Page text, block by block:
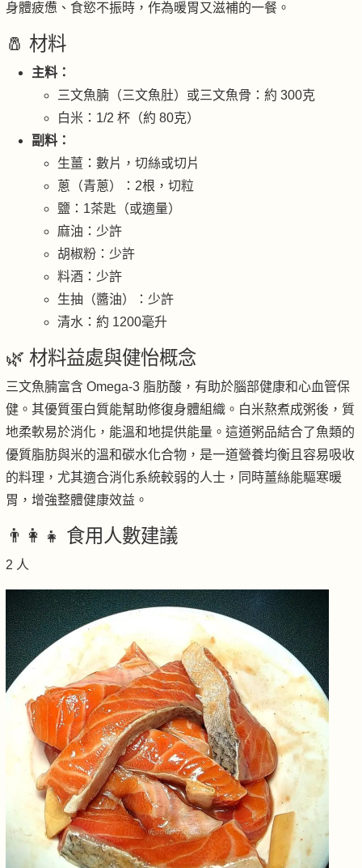
身體疲憊、食慾不振時，作為暖胃又滋補的一餐。
🧂 材料
主料：
三文魚腩（三文魚肚）或三文魚骨：約 300克
白米：1/2 杯（約 80克）
副料：
生薑：數片，切絲或切片
蔥（青蔥）：2根，切粒
鹽：1茶匙（或適量）
麻油：少許
胡椒粉：少許
料酒：少許
生抽（醬油）：少許
清水：約 1200毫升
🌿 材料益處與健怡概念
三文魚腩富含 Omega-3 脂肪酸，有助於腦部健康和心血管保
健。其優質蛋白質能幫助修復身體組織。白米熬煮成粥後，質
地柔軟易於消化，能溫和地提供能量。這道粥品結合了魚類的
優質脂肪與米的溫和碳水化合物，是一道營養均衡且容易吸收
的料理，尤其適合消化系統較弱的人士，同時薑絲能驅寒暖
胃，增強整體健康效益。
👨‍👩‍👧 食用人數建議
2 人